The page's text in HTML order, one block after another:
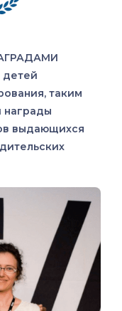
детей
таким
награды
выдающихся